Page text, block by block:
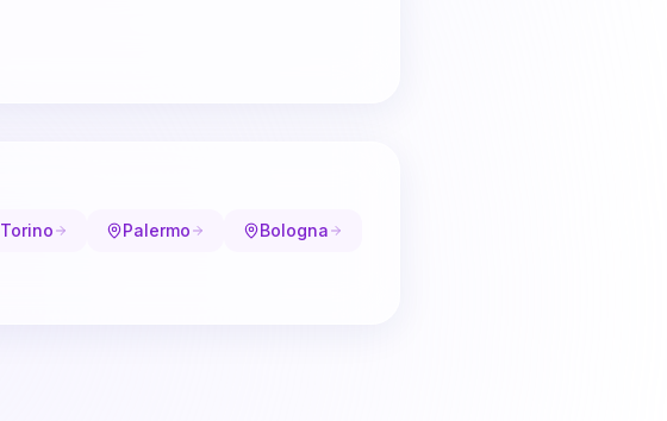
Torino Palermo Bologna